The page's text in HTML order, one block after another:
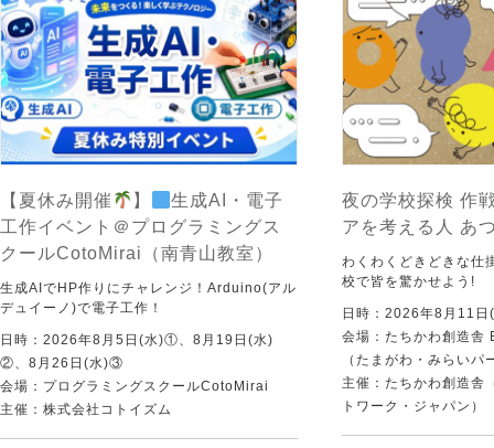
【夏休み開催 】
生成AI・電子
工作イベント＠プログラミングス
クールCotoMirai（南青山教室）
生成AIでHP作りにチャレンジ！Arduino(アル
デュイーノ)で電子工作！
日時：2026年8月5日(水)①、8月19日(水)
②、8月26日(水)③
会場：プログラミングスクールCotoMirai
主催：株式会社コトイズム
夜の学校探検 作
アを考える人 あ
わくわくどきどきな仕
校で皆を驚かせよう!
日時：2026年8月11日
会場：たちかわ創造舎
（たまがわ・みらいパ
主催：たちかわ創造舎
トワーク・ジャパン）